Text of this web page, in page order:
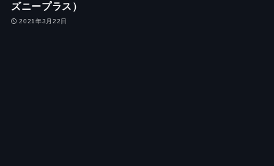
ズニープラス）
2021年3月22日